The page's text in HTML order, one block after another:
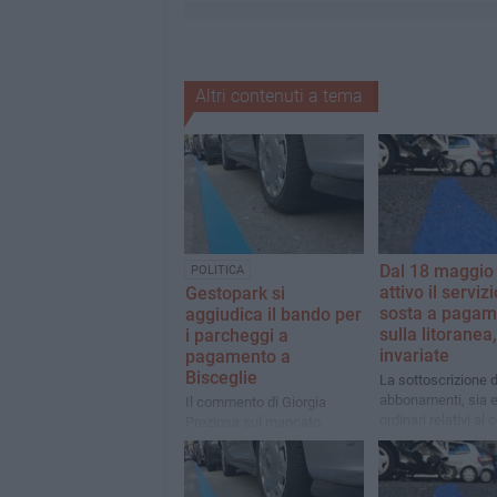
Altri contenuti a tema
POLITICA
Gestopark si
aggiudica il bando per
i parcheggi a
pagamento a
Bisceglie
Il commento di Giorgia
accesso agli atti
Dal 18
attivo il
sosta a
sulla
invariate
La sottoscrizione
abbonamenti, sia
urbano, può
effettuata
sin da subito